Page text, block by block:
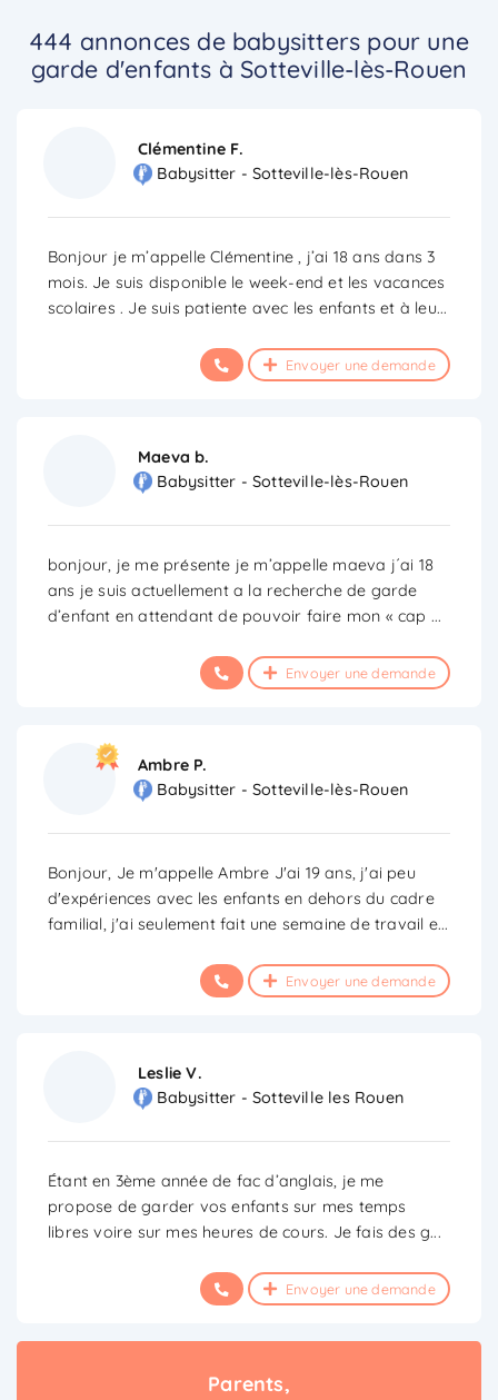
444 annonces de babysitters pour une
garde d'enfants à Sotteville-lès-Rouen
Clémentine F.
Babysitter - Sotteville-lès-Rouen
Bonjour je m’appelle Clémentine , j’ai 18 ans dans 3
mois. Je suis disponible le week-end et les vacances
scolaires . Je suis patiente avec les enfants et à leu...
Envoyer une demande
Maeva b.
Babysitter - Sotteville-lès-Rouen
bonjour, je me présente je m’appelle maeva j´ai 18
ans je suis actuellement a la recherche de garde
d’enfant en attendant de pouvoir faire mon « cap ...
Envoyer une demande
Ambre P.
Babysitter - Sotteville-lès-Rouen
Bonjour, Je m'appelle Ambre J'ai 19 ans, j'ai peu
d'expériences avec les enfants en dehors du cadre
familial, j'ai seulement fait une semaine de travail e...
Envoyer une demande
Leslie V.
Babysitter - Sotteville les Rouen
Étant en 3ème année de fac d’anglais, je me
propose de garder vos enfants sur mes temps
libres voire sur mes heures de cours. Je fais des g...
Envoyer une demande
Parents,